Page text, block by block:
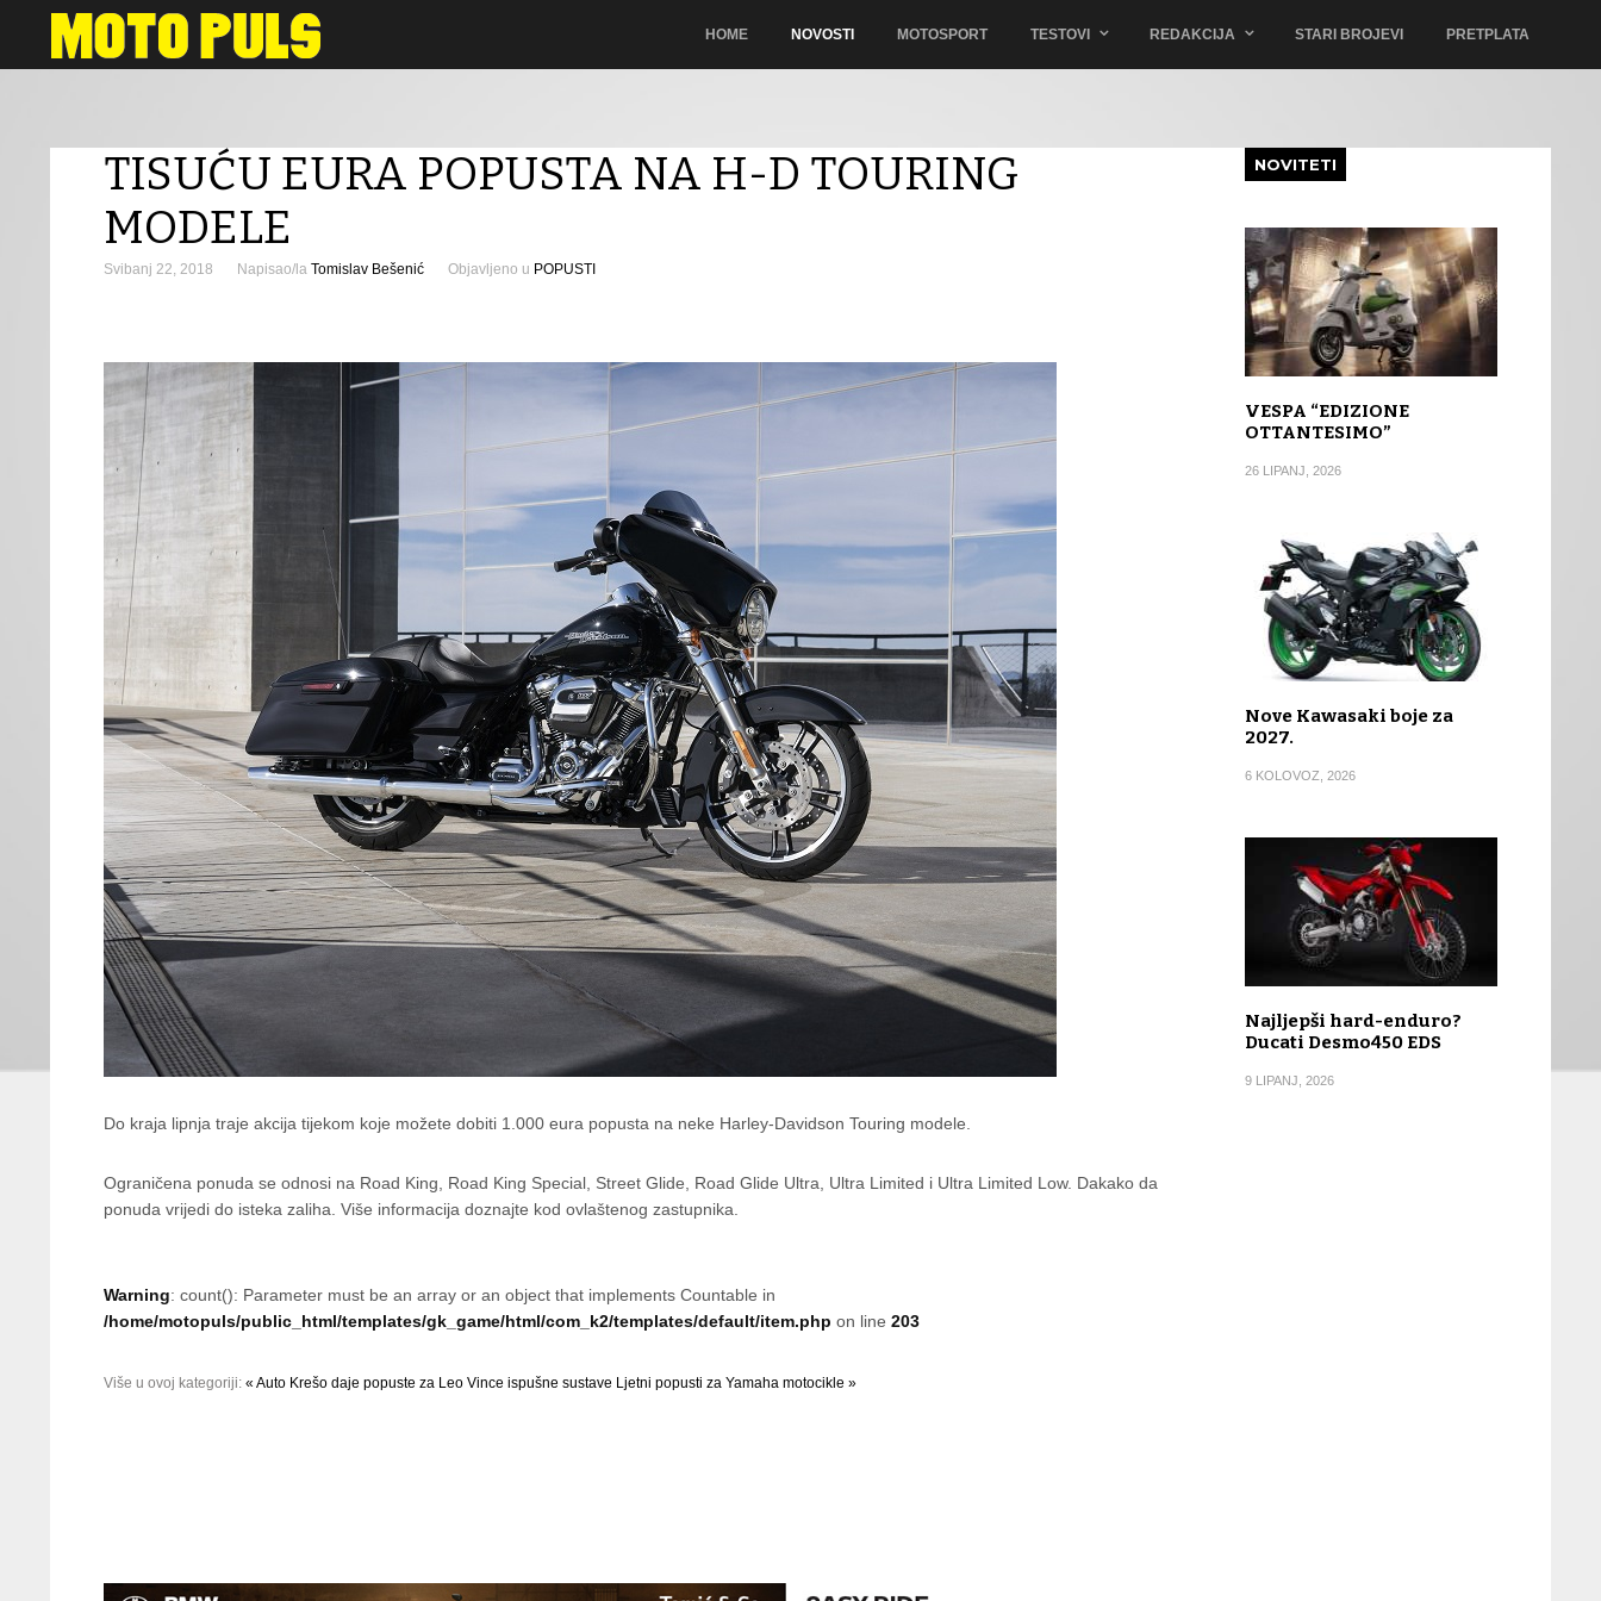
HOME NOVOSTI MOTOSPORT TESTOVI REDAKCIJA STARI BROJEVI PRETPLATA
TISUĆU EURA POPUSTA NA H-D TOURING
MODELE
Svibanj 22, 2018 Napisao/la Tomislav Bešenić Objavljeno u POPUSTI
Do kraja lipnja traje akcija tijekom koje možete dobiti 1.000 eura popusta na neke Harley-Davidson Touring modele.
Ograničena ponuda se odnosi na Road King, Road King Special, Street Glide, Road Glide Ultra, Ultra Limited i Ultra Limited Low. Dakako da
ponuda vrijedi do isteka zaliha. Više informacija doznajte kod ovlaštenog zastupnika.
Warning: count(): Parameter must be an array or an object that implements Countable in
/home/motopuls/public_html/templates/gk_game/html/com_k2/templates/default/item.php on line 203
Više u ovoj kategoriji: « Auto Krešo daje popuste za Leo Vince ispušne sustave Ljetni popusti za Yamaha motocikle »
NOVITETI
VESPA “EDIZIONE
OTTANTESIMO”
26 LIPANJ, 2026
Nove Kawasaki boje za
2027.
6 KOLOVOZ, 2026
Najljepši hard-enduro?
Ducati Desmo450 EDS
9 LIPANJ, 2026